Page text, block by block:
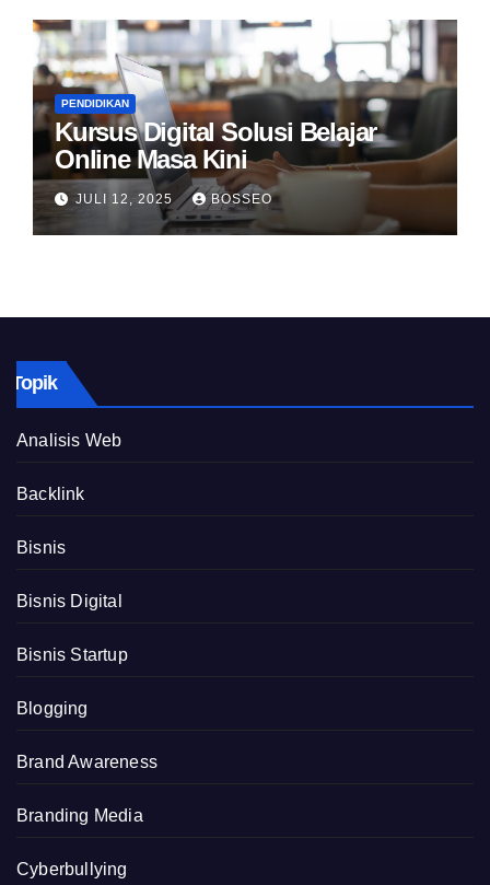
PENDIDIKAN
Kursus Digital Solusi Belajar
Online Masa Kini
JULI 12, 2025 BOSSEO
Topik
Analisis Web
Backlink
Bisnis
Bisnis Digital
Bisnis Startup
Blogging
Brand Awareness
Branding Media
Cyberbullying